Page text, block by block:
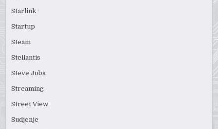
Starlink
Startup
Steam
Stellantis
Steve Jobs
Streaming
Street View
Sudjenje